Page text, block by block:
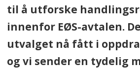
til å utforske
innenfor EØS-avtalen.
utvalget nå fått i
og vi sender en tydelig